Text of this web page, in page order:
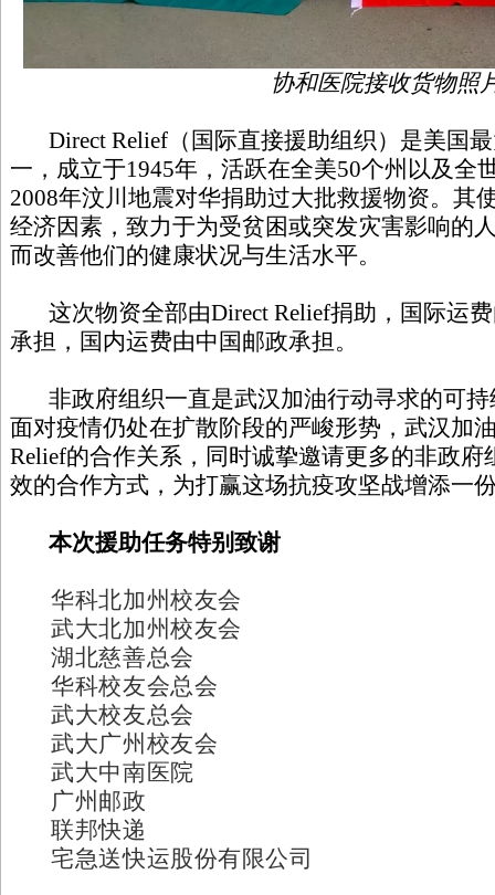
协和医院接收货物照
Direct Relief（国际直接援助组织）是美国
一，成立于1945年，活跃在全美50个州以及全
2008年汶川地震对华捐助过大批救援物资。其
经济因素，致力于为受贫困或突发灾害影响的
而改善他们的健康状况与生活水平。
这次物资全部由Direct Relief捐助，国际运费
承担，国内运费由中国邮政承担。
非政府组织一直是武汉加油行动寻求的可持
面对疫情仍处在扩散阶段的严峻形势，武汉加
Relief的合作关系，同时诚挚邀请更多的非政
效的合作方式，为打赢这场抗疫攻坚战增添一
本次援助任务特别致谢
华科北加州校友会
武大北加州校友会
湖北慈善总会
华科校友会总会
武大校友总会
武大广州校友会
武大中南医院
广州邮政
联邦快递
宅急送快运股份有限公司